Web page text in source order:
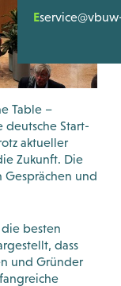
WISSEN &
News
Politik Dialog
Workshops
Was wir
Satzung
Podcasts
Videos
Downloads
E
Table –
deutsche Start-
aktueller
Zukunft. Die
Gesprächen und
die besten
dass
und Gründer